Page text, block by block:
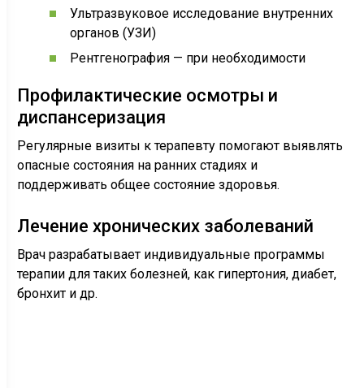
Ультразвуковое исследование внутренних
органов (УЗИ)
Рентгенография — при необходимости
Профилактические осмотры и
диспансеризация
Регулярные визиты к терапевту помогают выявлять
опасные состояния на ранних стадиях и
поддерживать общее состояние здоровья.
Лечение хронических заболеваний
Врач разрабатывает индивидуальные программы
терапии для таких болезней, как гипертония, диабет,
бронхит и др.